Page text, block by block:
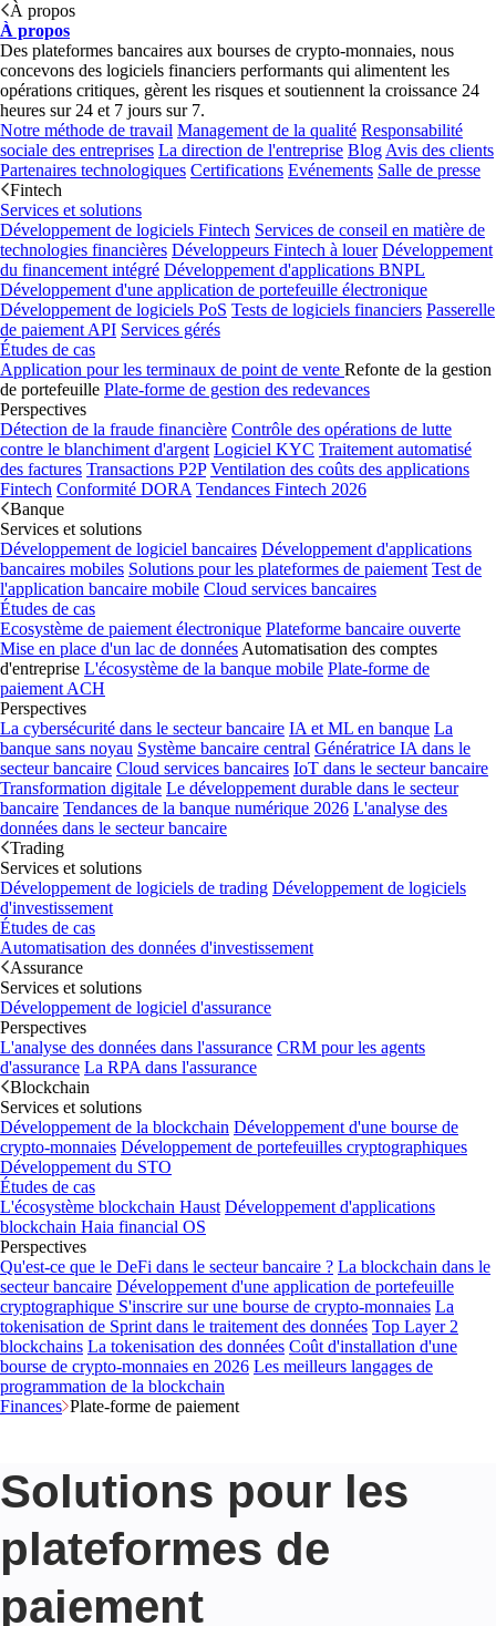
À propos
À propos
Des plateformes bancaires aux bourses de crypto-monnaies, nous
concevons des logiciels financiers performants qui alimentent les
opérations critiques, gèrent les risques et soutiennent la croissance 24
heures sur 24 et 7 jours sur 7.
Notre méthode de travail Management de la qualité Responsabilité
sociale des entreprises La direction de l'entreprise Blog Avis des clients
Partenaires technologiques Certifications Evénements Salle de presse
Fintech
Services et solutions
Développement de logiciels Fintech Services de conseil en matière de
technologies financières Développeurs Fintech à louer Développement
du financement intégré Développement d'applications BNPL
Développement d'une application de portefeuille électronique
Développement de logiciels PoS Tests de logiciels financiers Passerelle
de paiement API Services gérés
Études de cas
Application pour les terminaux de point de vente Refonte de la gestion
de portefeuille Plate-forme de gestion des redevances
Perspectives
Détection de la fraude financière Contrôle des opérations de lutte
contre le blanchiment d'argent Logiciel KYC Traitement automatisé
des factures Transactions P2P Ventilation des coûts des applications
Fintech Conformité DORA Tendances Fintech 2026
Banque
Services et solutions
Développement de logiciel bancaires Développement d'applications
bancaires mobiles Solutions pour les plateformes de paiement Test de
l'application bancaire mobile Cloud services bancaires
Études de cas
Ecosystème de paiement électronique Plateforme bancaire ouverte
Mise en place d'un lac de données Automatisation des comptes
d'entreprise L'écosystème de la banque mobile Plate-forme de
paiement ACH
Perspectives
La cybersécurité dans le secteur bancaire IA et ML en banque La
banque sans noyau Système bancaire central Génératrice IA dans le
secteur bancaire Cloud services bancaires IoT dans le secteur bancaire
Transformation digitale Le développement durable dans le secteur
bancaire Tendances de la banque numérique 2026 L'analyse des
données dans le secteur bancaire
Trading
Services et solutions
Développement de logiciels de trading Développement de logiciels
d'investissement
Études de cas
Automatisation des données d'investissement
Assurance
Services et solutions
Développement de logiciel d'assurance
Perspectives
L'analyse des données dans l'assurance CRM pour les agents
d'assurance La RPA dans l'assurance
Blockchain
Services et solutions
Développement de la blockchain Développement d'une bourse de
crypto-monnaies Développement de portefeuilles cryptographiques
Développement du STO
Études de cas
L'écosystème blockchain Haust Développement d'applications
blockchain Haia financial OS
Perspectives
Qu'est-ce que le DeFi dans le secteur bancaire ? La blockchain dans le
secteur bancaire Développement d'une application de portefeuille
cryptographique S'inscrire sur une bourse de crypto-monnaies La
tokenisation de Sprint dans le traitement des données Top Layer 2
blockchains La tokenisation des données Coût d'installation d'une
bourse de crypto-monnaies en 2026 Les meilleurs langages de
programmation de la blockchain
Finances Plate-forme de paiement
Solutions pour les
plateformes de
paiement